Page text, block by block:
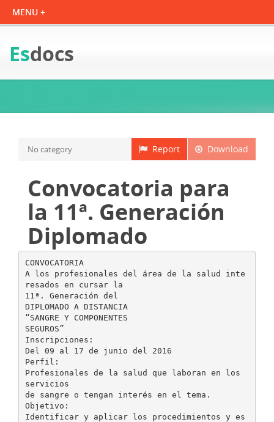
Esdocs
Download
Report
No category
Convocatoria para
la 11ª. Generación
Diplomado
CONVOCATORIA
A los profesionales del área de la salud inte
resados en cursar la
11ª. Generación del
DIPLOMADO A DISTANCIA
“SANGRE Y COMPONENTES
SEGUROS”
Inscripciones:
Del 09 al 17 de junio del 2016
Perfil:
Profesionales de la salud que laboran en los
servicios
de sangre o tengan interés en el tema.
Objetivo:
Identificar y aplicar los procedimientos y es